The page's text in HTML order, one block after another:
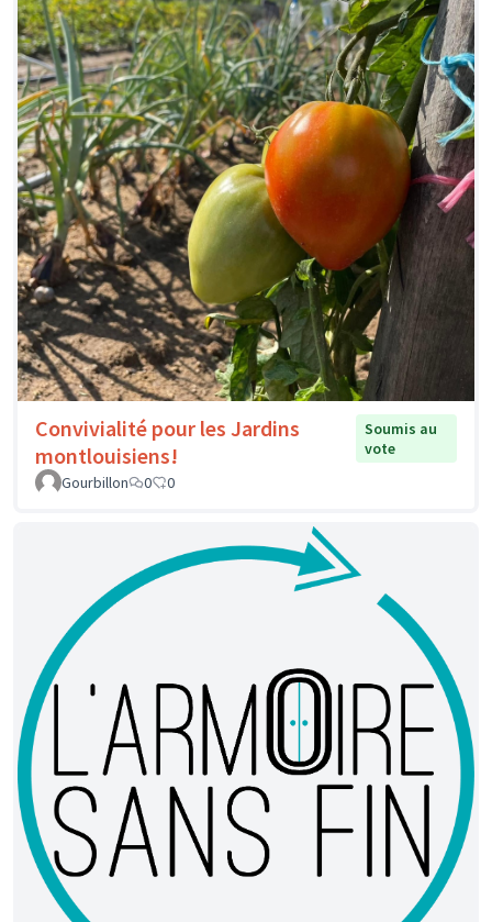
Convivialité pour les Jardins
montlouisiens!
Soumis au
vote
Gourbillon
0 0